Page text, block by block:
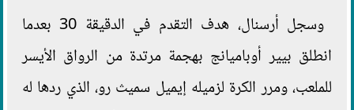
وسجل أرسنال، هدف التقدم في الدقيقة 30 بعدما
انطلق بيير أوباميانج بهجمة مرتدة من الرواق الأيسر
للملعب، ومرر الكرة لزميله إيميل سميث رو، الذي ردها له